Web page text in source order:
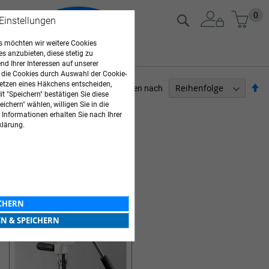
Zum
Inhalt
0
Suche
1Artikel
Sortieren nach
ARZTBEDARF
möchten wir weitere Cookies
anzubieten, diese stetig zu
Ihrer Interessen auf unserer
Cookies durch Auswahl der Cookie-
eines Häkchens entscheiden,
"Speichern" bestätigen Sie diese
wählen, willigen Sie in die
erhalten Sie nach Ihrer
& SPEICHERN